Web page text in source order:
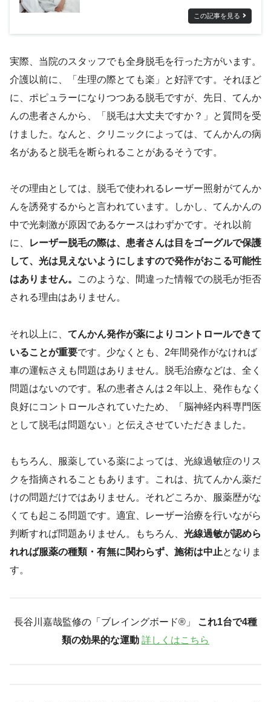
この記事を見る
実際、当院のスタッフでも全身脱毛を行った方がいます。
介護以前に、「生理の際とても楽」と好評です。それほど
に、ポピュラーになりつつある脱毛ですが、先日、てんか
んの患者さんから、「脱毛は大丈夫ですか？」と質問を受
けました。なんと、クリニックによっては、てんかんの病
名があると脱毛を断られることがあるそうです。
その理由としては、脱毛で使われるレーザー照射がてんか
んを誘発するからと言われています。しかし、てんかんの
中で光刺激が原因であるケースはわずかです。それ以前
に、
レーザー脱毛の際は、患者さんは目をゴーグルで保護
して、光は見えないようにしますので発作がおこる可能性
はありません。
このような、間違った情報での脱毛が拒否
される理由はありません。
それ以上に、 てんかん発作が薬によりコントロールできて
いることが重要です。少なくとも、2年間発作がなければ
車の運転さえも問題はありません。脱毛治療などは、全く
問題はないのです。私の患者さんは２年以上、発作もなく
良好にコントロールされていたため、「脳神経内科専門医
として脱毛は問題ない」と伝えさせていただきました。
もちろん、服薬している薬によっては、光線過敏症のリス
クを指摘されることもあります。これは、抗てんかん薬だ
けの問題だけではありません。それどころか、服薬歴がな
くても起こる問題です。適宜、レーザー治療を行いながら
判断すれば問題ありません。もちろん、 光線過敏が認めら
れれば服薬の種類・有無に関わらず、施術は中止となりま
す。
長谷川嘉哉監修の「ブレイングボード®︎」
これ1台で4種
類の効果的な運動 詳しくはこちら